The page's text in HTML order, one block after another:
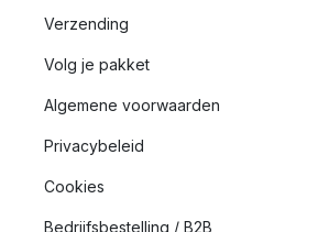
Verzending
Volg je pakket
Algemene voorwaarden
Privacybeleid
Cookies
Bedrijfsbestelling / B2B